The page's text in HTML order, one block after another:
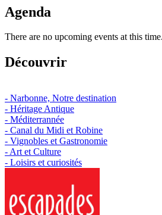
Agenda
There are no upcoming events at this time.
Découvrir
- Narbonne, Notre destination
- Héritage Antique
- Méditerrannée
- Canal du Midi et Robine
- Vignobles et Gastronomie
- Art et Culture
- Loisirs et curiosités